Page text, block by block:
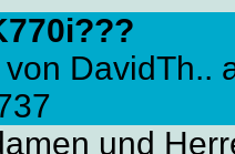
DavidTh..
und